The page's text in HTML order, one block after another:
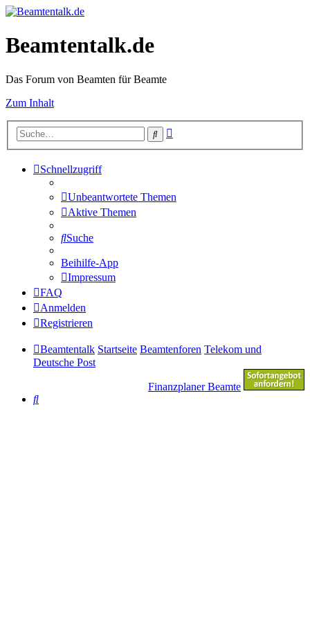
Beamtentalk.de
Das Forum von Beamten für Beamte
Zum Inhalt
Suche
Schnellzugriff
Unbeantwortete Themen
Aktive Themen
Suche
Beihilfe-App
Impressum
FAQ
Anmelden
Registrieren
Beamtentalk Startseite Beamtenforen Telekom und
Deutsche Post
Finanzplaner Beamte
Suche